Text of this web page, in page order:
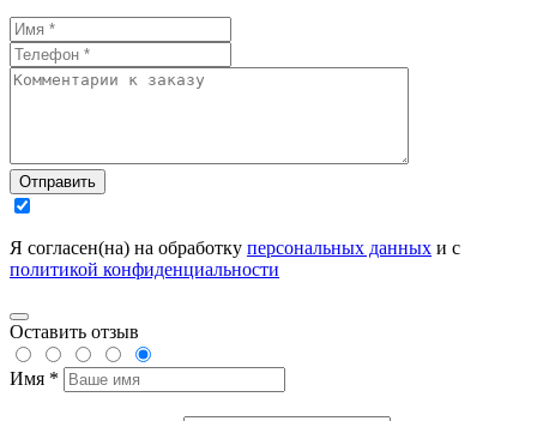
Отправить
Я согласен(на) на обработку персональных данных и с
политикой конфиденциальности
Оставить отзыв
Имя *